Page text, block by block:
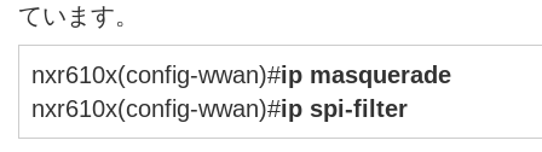
ています。
nxr610x(config-wwan)#ip masquerade
nxr610x(config-wwan)#ip spi-filter